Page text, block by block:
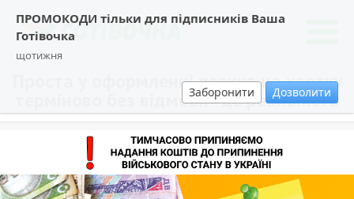
ПРОМОКОДИ тільки для підписників Ваша
Готівочка
щотижня
Заборонити Дозволити
Проста у оформленні позика на картку
терміново без відмови - це реальність